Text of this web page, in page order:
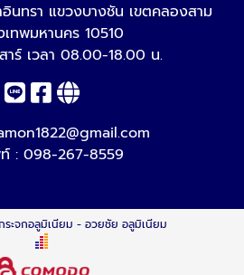
ทรา แขวงบางชัน เขตคลองสาม
เทพมหานคร 10510
าร์ เวลา 08.00-18.00 น.
: 098-267-8559
ะจกอลูมิเนียม - อวยชัย อลูมิเนียม